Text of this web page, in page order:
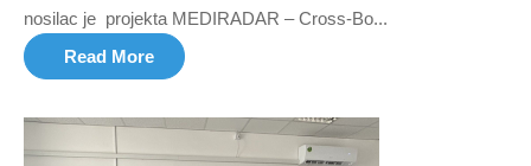
nosilac je projekta MEDIRADAR – Cross-Bo...
Read More